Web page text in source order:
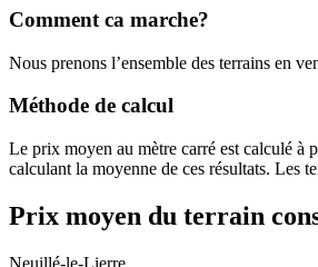
Comment ca marche?
Nous prenons l’ensemble des terrains en
Méthode de calcul
Le prix moyen au mètre carré est calculé à
calculant la moyenne de ces résultats. Les
Prix moyen du terrain
Neuillé-le-Lierre